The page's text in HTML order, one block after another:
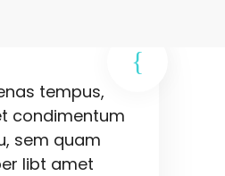
tempus,
condimentum
sem quam
libt amet